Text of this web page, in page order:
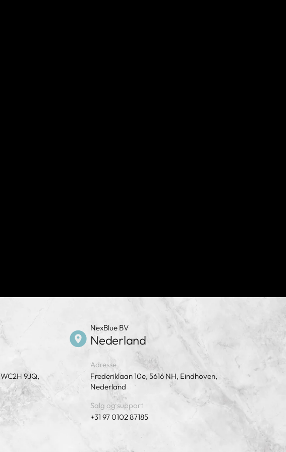
9JQ,
NexBlue BV
Nederland
Adresse
Frederiklaan 10e, 5616 NH, Eindhoven,
Nederland
Salg og support
+31 97 0102 87185